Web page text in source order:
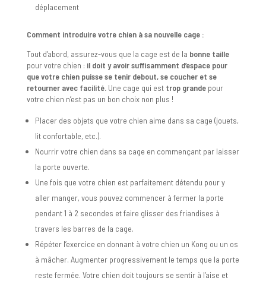
déplacement
Comment introduire votre chien à sa nouvelle cage :
Tout d’abord, assurez-vous que la cage est de la bonne taille
pour votre chien : il doit y avoir suffisamment d’espace pour
que votre chien puisse se tenir debout, se coucher et se
retourner avec facilité. Une cage qui est trop grandepour
votre chien n’est pas un bon choix non plus !
Placer des objets que votre chien aime dans sa cage (jouets,
lit confortable, etc.).
Nourrir votre chien dans sa cage en commençant par laisser
la porte ouverte.
Une fois que votre chien est parfaitement détendu pour y
aller manger, vous pouvez commencer à fermer la porte
pendant 1 à 2 secondes et faire glisser des friandises à
travers les barres de la cage.
Répéter l’exercice en donnant à votre chien un Kong ou un os
à mâcher. Augmenter progressivement le temps que la porte
reste fermée. Votre chien doit toujours se sentir à l’aise et